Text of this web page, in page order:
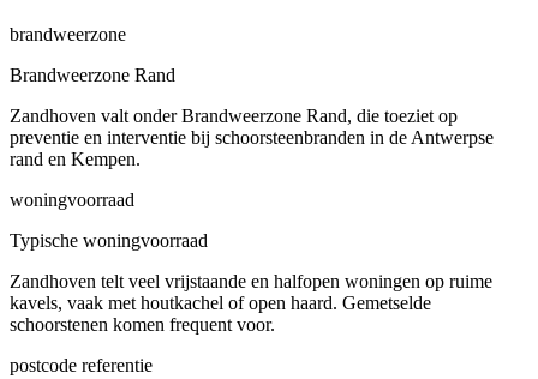
brandweerzone
Brandweerzone Rand
Zandhoven valt onder Brandweerzone Rand, die toeziet op
preventie en interventie bij schoorsteenbranden in de Antwerpse
rand en Kempen.
woningvoorraad
Typische woningvoorraad
Zandhoven telt veel vrijstaande en halfopen woningen op ruime
kavels, vaak met houtkachel of open haard. Gemetselde
schoorstenen komen frequent voor.
postcode referentie